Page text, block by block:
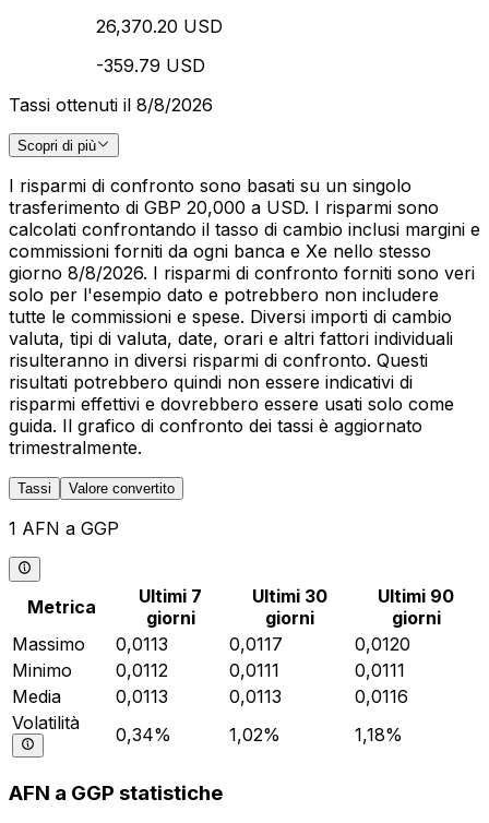
26,370.20 USD
-359.79 USD
Tassi ottenuti il 8/8/2026
Scopri di più
I risparmi di confronto sono basati su un singolo
trasferimento di GBP 20,000 a USD. I risparmi sono
calcolati confrontando il tasso di cambio inclusi margini e
commissioni forniti da ogni banca e Xe nello stesso
giorno 8/8/2026. I risparmi di confronto forniti sono veri
solo per l'esempio dato e potrebbero non includere
tutte le commissioni e spese. Diversi importi di cambio
valuta, tipi di valuta, date, orari e altri fattori individuali
risulteranno in diversi risparmi di confronto. Questi
risultati potrebbero quindi non essere indicativi di
risparmi effettivi e dovrebbero essere usati solo come
guida. Il grafico di confronto dei tassi è aggiornato
trimestralmente.
Tassi Valore convertito
1 AFN a GGP
Metrica
Ultimi 7
giorni
Ultimi 30
giorni
Ultimi 90
giorni
Massimo
0,0113 0,0117
0,0120
Minimo
0,0112 0,0111
0,0111
Media
0,0113 0,0113
0,0116
Volatilità
0,34% 1,02% 1,18%
AFN a GGP statistiche